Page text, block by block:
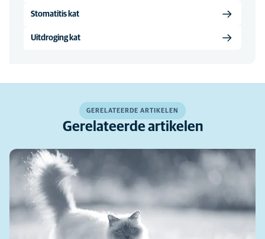
Stomatitis kat
Uitdroging kat
GERELATEERDE ARTIKELEN
Gerelateerde artikelen